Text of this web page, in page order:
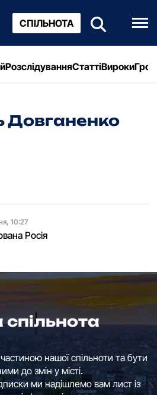
СПІЛЬНОТА
РозслідуванняСтаттіВироки
Довганенко
10:27
Росія
нашої спільноти та бути
до змін у місті.
ми надішлемо вам лист із